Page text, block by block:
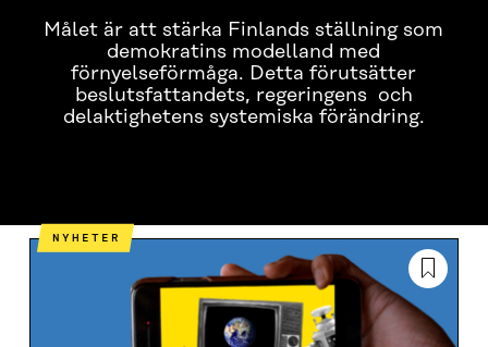
Målet är att stärka Finlands ställning som
demokratins modelland med
förnyelseförmåga. Detta förutsätter
beslutsfattandets, regeringens och
delaktighetens systemiska förändring.
VAD HANDLAR DET OM? DETTA HAR HÄNT
NYHETER